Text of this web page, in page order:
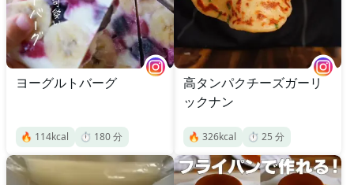
ヨーグルトバーグ
🔥 114kcal ⏱️ 180分
高タンパクチーズガーリ
ックナン
🔥 326kcal ⏱️ 25 分